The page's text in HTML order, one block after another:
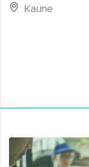
Kaune